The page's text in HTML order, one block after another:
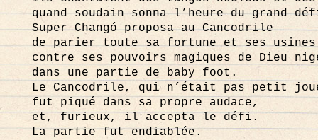
quand soudain sonna l’heure du grand
Super Changó proposa au Cancodrile
de parier toute sa fortune et ses usines
contre ses pouvoirs magiques de Dieu
dans une partie de baby foot.
Le Cancodrile, qui n’était pas petit
fut piqué dans sa propre audace,
et, furieux, il accepta le défi.
La partie fut endiablée.